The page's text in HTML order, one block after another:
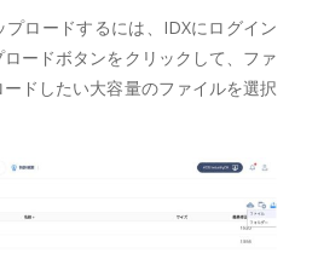
ロードするには、IDXにログイン
ードボタンをクリックして、ファ
ドしたい大容量のファイルを選択